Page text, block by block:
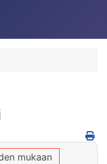
mukaan